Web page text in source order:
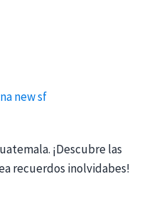
¡Descubre las
recuerdos inolvidabes!